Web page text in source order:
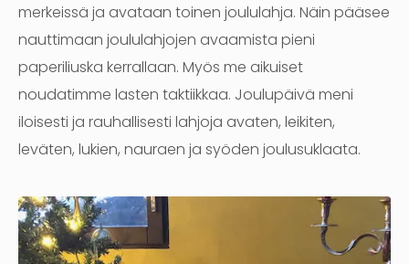
merkeissä ja avataan toinen joululahja. Näin pääsee
nauttimaan joululahjojen avaamista pieni
paperiliuska kerrallaan. Myös me aikuiset
noudatimme lasten taktiikkaa. Joulupäivä meni
iloisesti ja rauhallisesti lahjoja avaten, leikiten,
leväten, lukien, nauraen ja syöden joulusuklaata.